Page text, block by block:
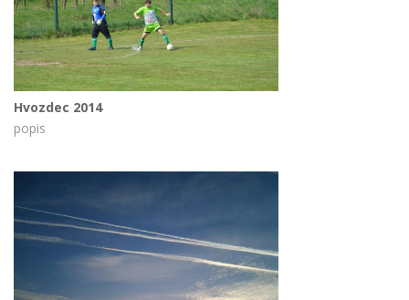
Hvozdec 2014
popis